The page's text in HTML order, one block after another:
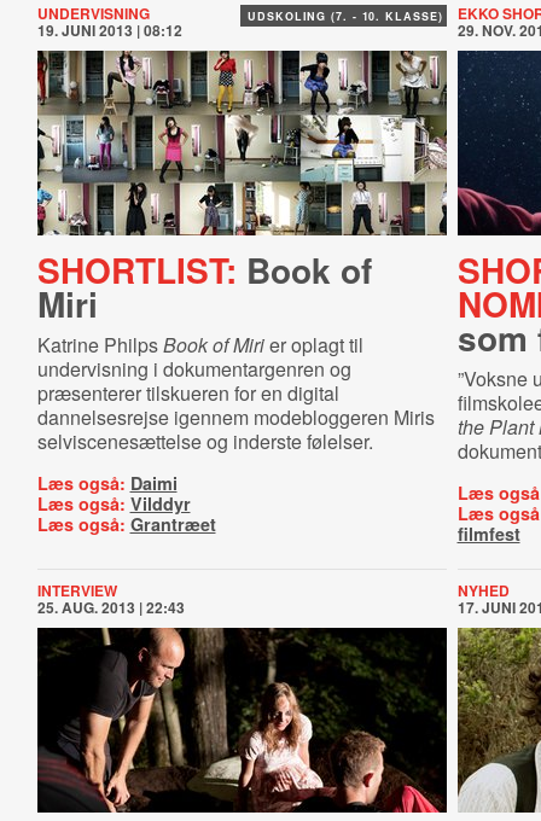
UDSKOLING (7. - 10. KLASSE)
UNDERVISNING
19. JUNI 2013 | 08:12
SHORTLIST: Book of
Miri
Katrine PhilpsBook of Mirier oplagt til
undervisning i dokumentargenren og
præsenterer tilskueren for en digital
dannelsesrejse igennem modebloggeren Miris
selviscenesættelse og inderste følelser.
Læs også: Daimi
Læs også: Vilddyr
Læs også: Grantræet
EKKO
29. NOV.
som
”Voksne
the Plant
Læs
Læs
filmfest
INTERVIEW
25. AUG. 2013 | 22:43
NYHED
17. JUNI